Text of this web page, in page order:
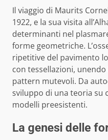
Il viaggio di Maurits
1922, e la sua visita
determinanti nel
forme geometriche.
ripetitive del pavimento
con tessellazioni,
pattern mutevoli. Da
sviluppo di una teoria su
modelli preesistenti.
La genesi delle